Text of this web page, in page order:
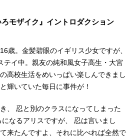
ろモザイク』イントロダクション
歳。金髪碧眼のイギリス少女ですが、
テイ中。親友の純和風女子高生・大宮
高校生活をめいっぱい楽しんできまし
輝いていた毎日に事件が！
、 忍と別のクラスになってしまった
なるアリスですが、 忍は言いまし
来たんですよ、それに比べれば全然で